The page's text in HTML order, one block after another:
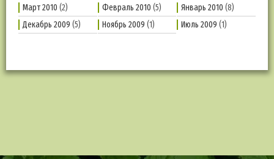
Март 2010 (2) Февраль 2010 (5) Январь 2010 (8)
Декабрь 2009 (5) Ноябрь 2009 (1) Июль 2009 (1)